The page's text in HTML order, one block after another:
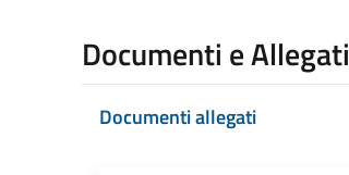
Documenti e Allegati
Documenti allegati